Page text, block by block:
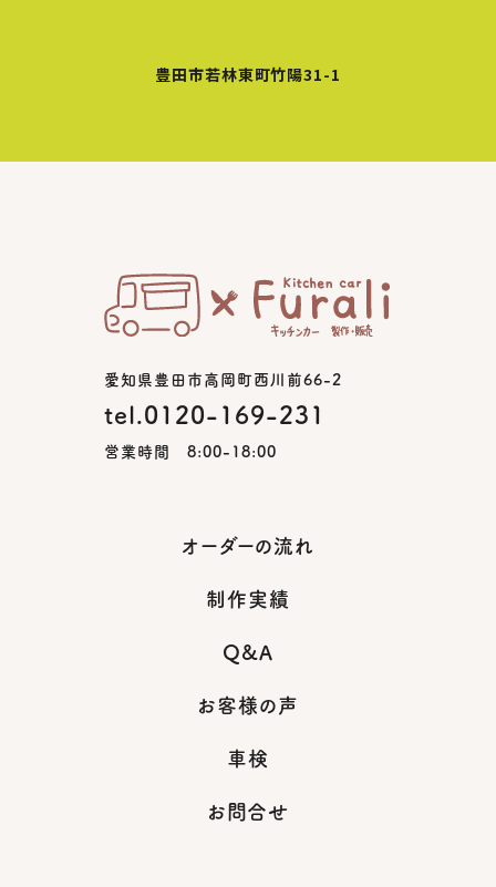
豊田市若林東町竹陽31-1
愛知県豊田市高岡町西川前66-2
tel.0120-169-231
営業時間 8:00-18:00
オーダーの流れ
制作実績
Q&A
お客様の声
車検
お問合せ